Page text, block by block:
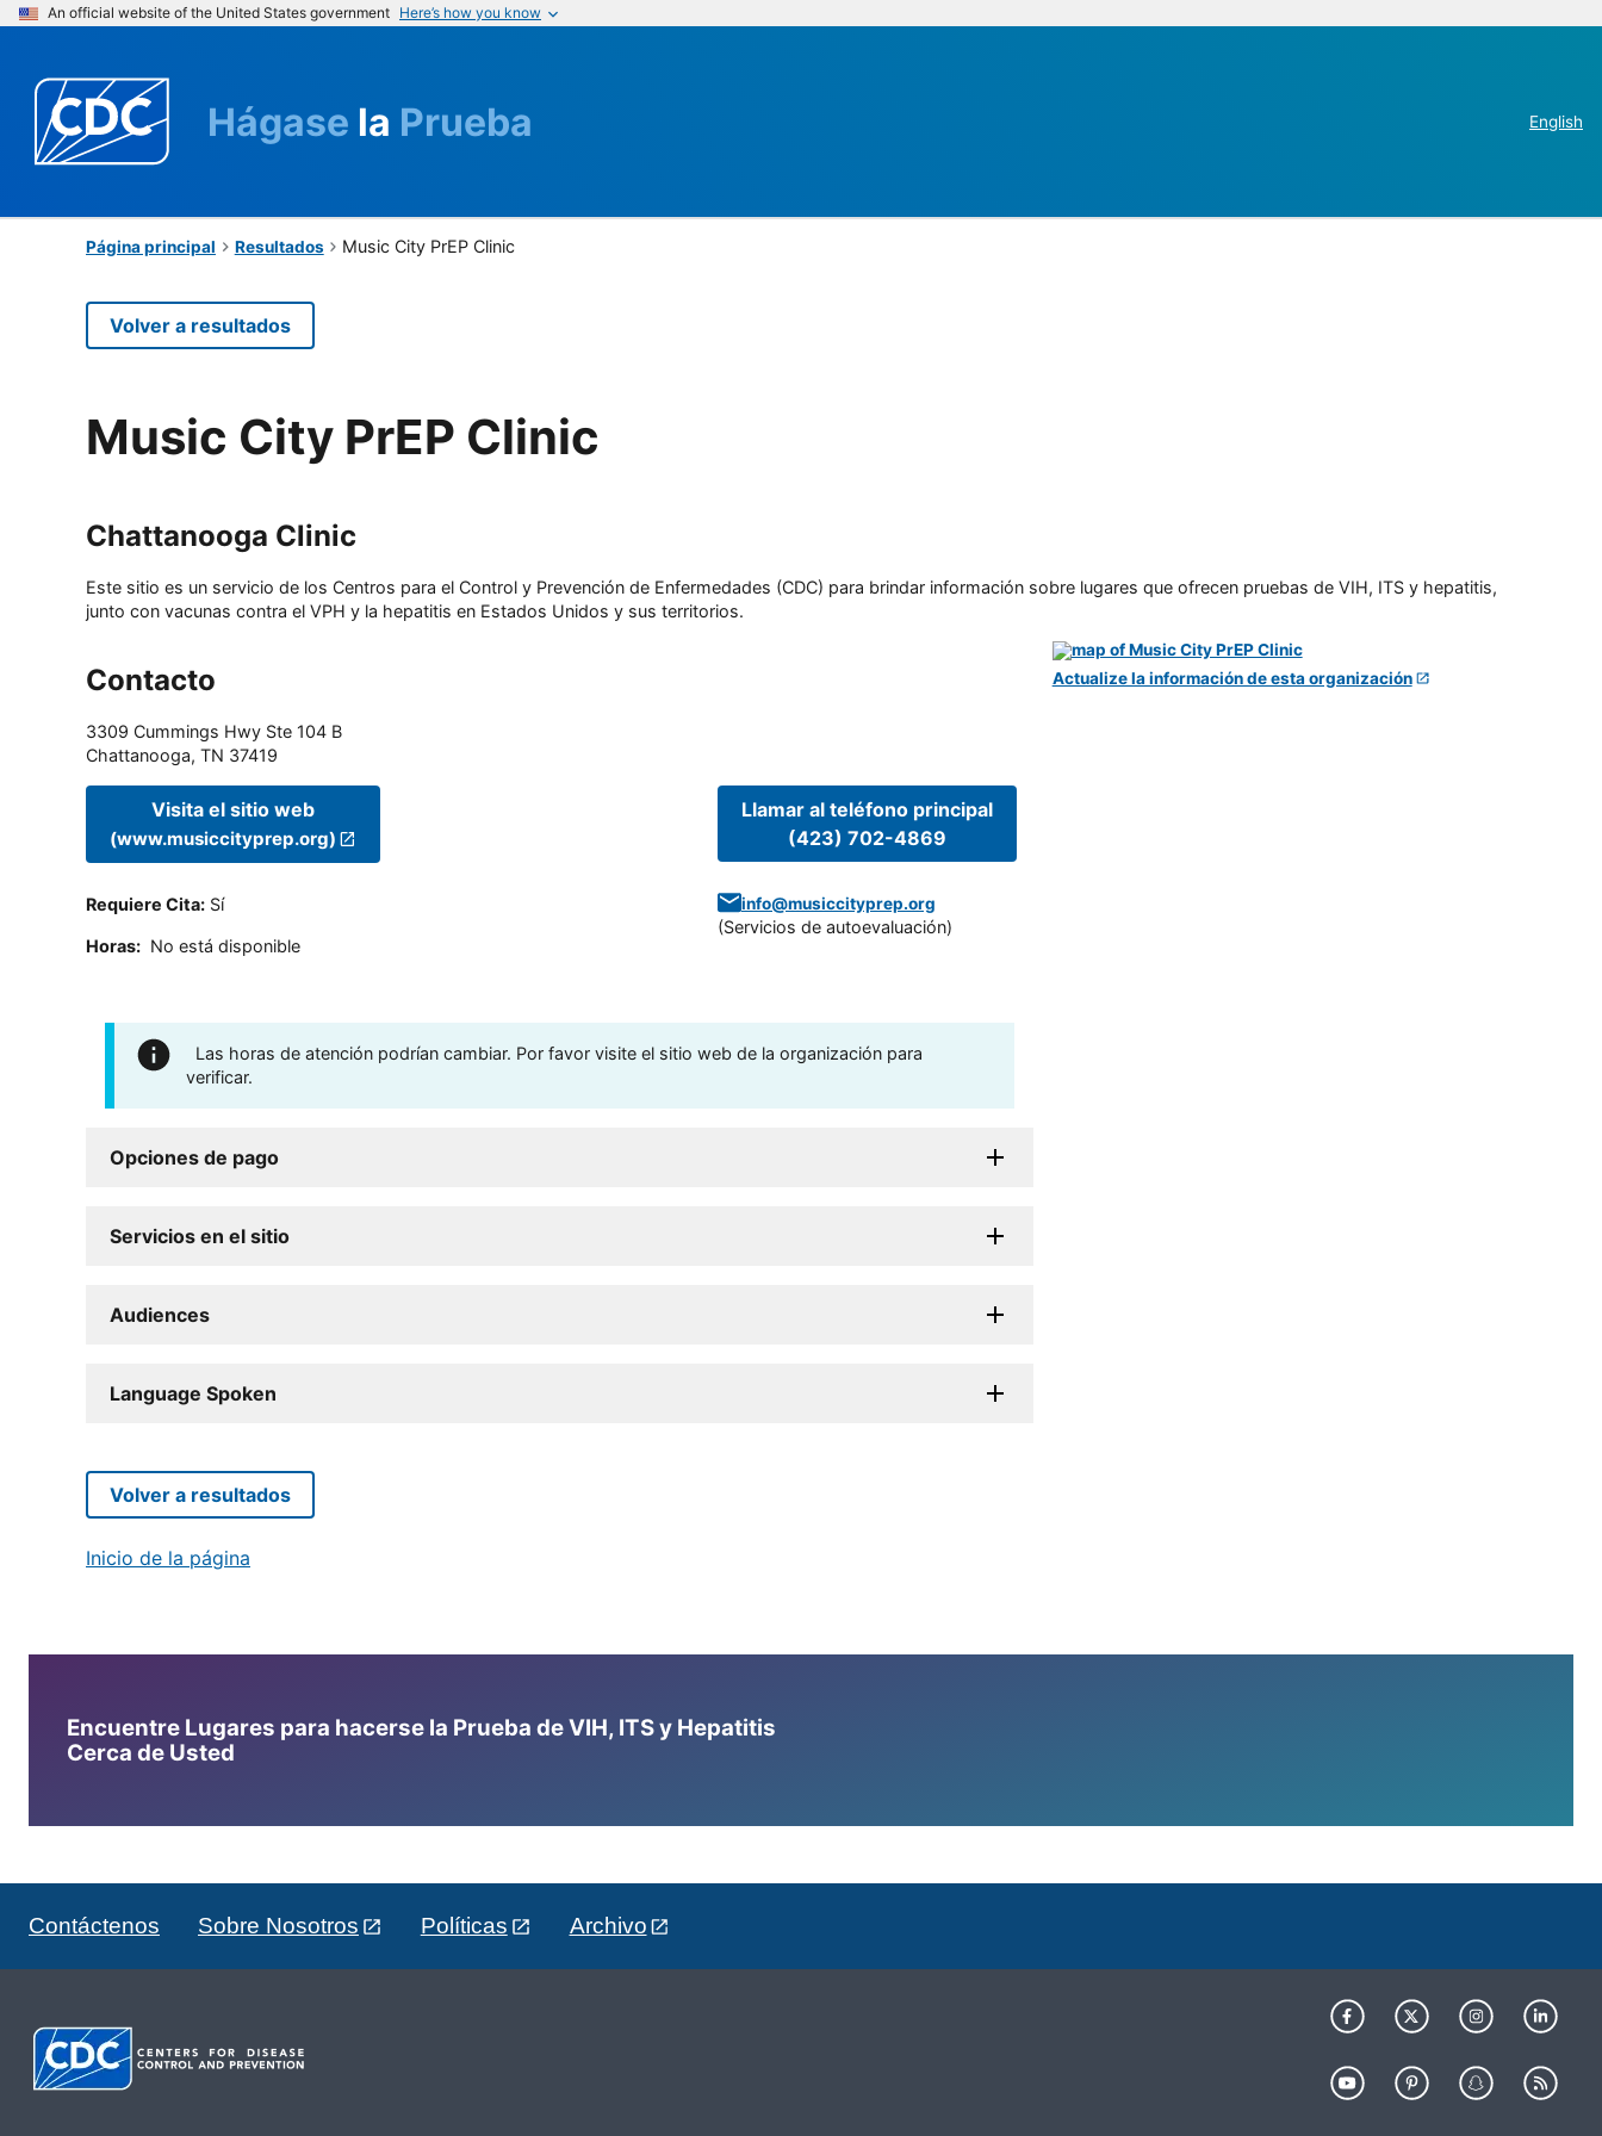
An official website of the United States government Here’s how you know
Hágase la Prueba English
Página principal Resultados Music City PrEP Clinic
Volver a resultados
Music City PrEP Clinic
Chattanooga Clinic
Este sitio es un servicio de los Centros para el Control y Prevención de Enfermedades (CDC) para brindar información sobre lugares que ofrecen pruebas de VIH, ITS y hepatitis,
junto con vacunas contra el VPH y la hepatitis en Estados Unidos y sus territorios.
Contacto
3309 Cummings Hwy Ste 104 B
Chattanooga, TN 37419
Visita el sitio web
(www.musiccityprep.org)
Requiere Cita: Sí
Horas: No está disponible
Llamar al teléfono principal
(423) 702-4869
info@musiccityprep.org
(Servicios de autoevaluación)
Las horas de atención podrían cambiar. Por favor visite el sitio web de la organización para
verificar.
Opciones de pago
Servicios en el sitio
Audiences
Language Spoken
Actualize la información de esta organización
Volver a resultados
Inicio de la página
Encuentre Lugares para hacerse la Prueba de VIH, ITS y Hepatitis
Cerca de Usted
Contáctenos Sobre Nosotros Políticas Archivo